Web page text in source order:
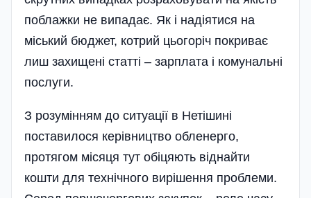
поблажки не випадає. Як і надіятися на
міський бюджет, котрий цьогоріч покриває
лиш захищені статті – зарплата і комунальні
послуги.
З розумінням до ситуації в Нетішині
поставилося керівництво обленерго,
протягом місяця тут обіцяють віднайти
кошти для технічного вирі­шення проблеми.